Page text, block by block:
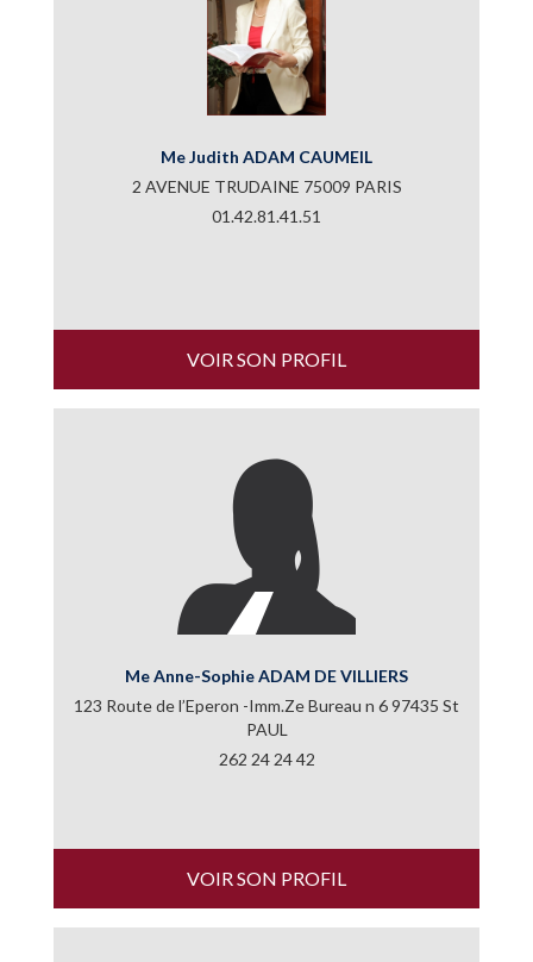
Me Judith ADAM CAUMEIL
2 AVENUE TRUDAINE 75009 PARIS
01.42.81.41.51
VOIR SON PROFIL
Me Anne-Sophie ADAM DE VILLIERS
123 Route de l’Eperon -Imm.Ze Bureau n 6 97435 St
PAUL
262 24 24 42
VOIR SON PROFIL